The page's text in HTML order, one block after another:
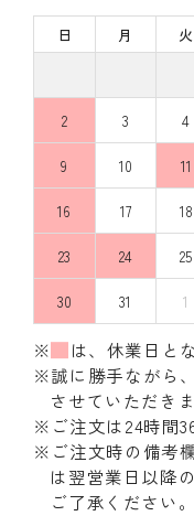
日 月 火
2 3 4
9 10 11
16 17 18
23 24 25
30 31 1
※
は、休業日と
※誠に勝手ながら
させていただき
※ご注文は24時間
※ご注文時の備考
は翌営業日以降
ご了承ください。